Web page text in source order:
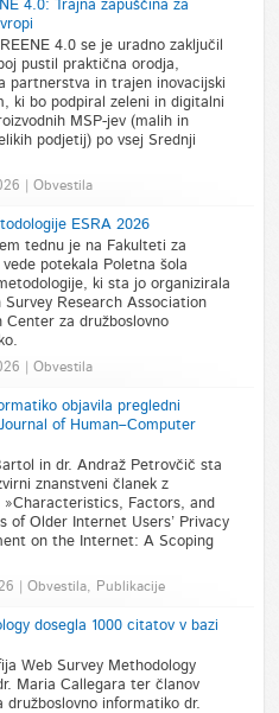
4.0: Trajna zapuščina za
4.0 se je uradno zaključil
pustil praktična orodja,
partnerstva in trajen inovacijski
ki bo podpiral zeleni in digitalni
MSP-jev (malih in
podjetij) po vsej Srednji
| Obvestila
ESRA 2026
tednu je na Fakulteti za
vede potekala Poletna šola
ki sta jo organizirala
Survey Research Association
Center za družboslovno
| Obvestila
objavila pregledni
of Human–Computer
in dr. Andraž Petrovčič sta
znanstveni članek z
»Characteristics, Factors, and
of Older Internet Users’ Privacy
on the Internet: A Scoping
| Obvestila, Publikacije
dosegla 1000 citatov v bazi
Web Survey Methodology
Maria Callegara ter članov
družboslovno informatiko dr.